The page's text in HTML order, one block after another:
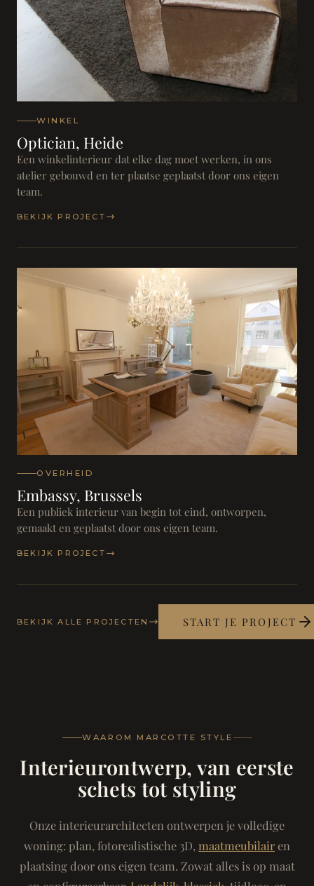
WINKEL
Optician, Heide
Een winkelinterieur dat elke dag moet werken, in ons
atelier gebouwd en ter plaatse geplaatst door ons eigen
team.
BEKIJK PROJECT
OVERHEID
Embassy, Brussels
Een publiek interieur van begin tot eind, ontworpen,
gemaakt en geplaatst door ons eigen team.
BEKIJK PROJECT
BEKIJK ALLE PROJECTEN START JE PROJECT
WAAROM MARCOTTE STYLE
Interieurontwerp, van eerste
schets tot styling
Onze interieurarchitecten ontwerpen je volledige
woning: plan, fotorealistische 3D, maatmeubilairen
plaatsing door ons eigen team. Zowat alles is op maat